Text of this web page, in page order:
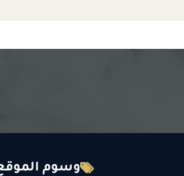
وسوم الموقع